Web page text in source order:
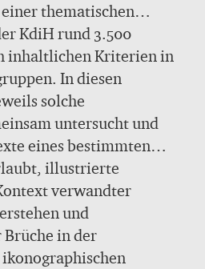
thematischen
der KdiH die
Bild und Text und
Handschriften
KdiH rund 3.500
inhaltlichen Kriterien in
In diesen
solche
untersucht und
eines bestimmten
damit
auch wenn
Zeiten oder
verfasst wurden.
auf Gebrauchstexten
illustrierte
verwandter
und
in der